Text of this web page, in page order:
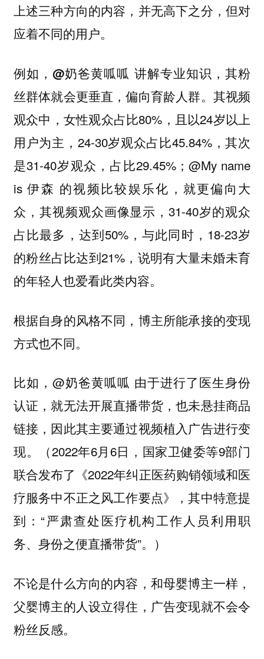
上述三种方向的内容，并无高下之分，但对
应着不同的用户。
例如，@奶爸黄呱呱 讲解专业知识，其粉
丝群体就会更垂直，偏向育龄人群。其视频
观众中，女性观众占比80%，且以24岁以上
用户为主，24-30岁观众占比45.84%，其次
是31-40岁观众，占比29.45%；@My name
is 伊森 的视频比较娱乐化，就更偏向大
众，其视频观众画像显示，31-40岁的观众
占比最多，达到50%，与此同时，18-23岁
的粉丝占比达到21%，说明有大量未婚未育
的年轻人也爱看此类内容。
根据自身的风格不同，博主所能承接的变现
方式也不同。
比如，@奶爸黄呱呱 由于进行了医生身份
认证，就无法开展直播带货，也未悬挂商品
链接，因此其主要通过视频植入广告进行变
现。（2022年6月6日，国家卫健委等9部门
联合发布了《2022年纠正医药购销领域和医
疗服务中不正之风工作要点》，其中特意提
到：“严肃查处医疗机构工作人员利用职
务、身份之便直播带货”。）
不论是什么方向的内容，和母婴博主一样，
父婴博主的人设立得住，广告变现就不会令
粉丝反感。